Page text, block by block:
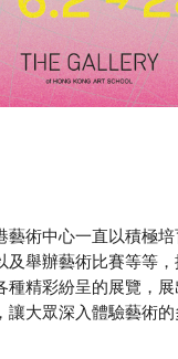
藝術中心一直以積極培
及舉辦藝術比賽等等，
種精彩紛呈的展覽，
讓大眾深入體驗藝術的